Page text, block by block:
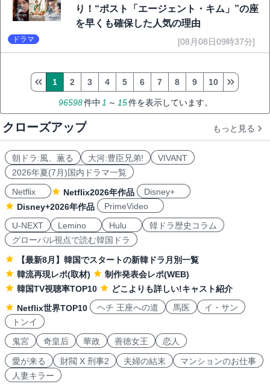
り！“ポスト「エージェント・キム」”の座
を早くも確保した人気の理由
ドラマ [08月08日09時37分]
96598件中 1 ～ 15件を表示しています。
1 2 3 4 5 6 7 8 9 10
クローズアップ もっと見る
朝ドラ:風、薫る 大河:豊臣兄弟!
VIVANT
2026年夏(7月)国内ドラマ一覧
Netflix
Netflix2026年作品
Disney+
Disney+2026年作品
PrimeVideo
U-NEXT
Lemino Hulu
韓ドラ歴史コラム
グローバル視点で読む韓国ドラ
【最新8月】韓国でスタートの新韓ドラ月別一覧
韓流再現レポ(取材)
制作発表会レポ(WEB)
韓国TV視聴率TOP10
どこよりも詳しい!キャスト紹介
Netflix世界TOP10
ヘチ 王座への道 馬医
イ・サン
トンイ
鬼宮
奇皇后 華政 善徳女王 恋人
愛が来る 財閥 X 刑事2 夫婦の結末
マンションのお仕事
人妻キラー